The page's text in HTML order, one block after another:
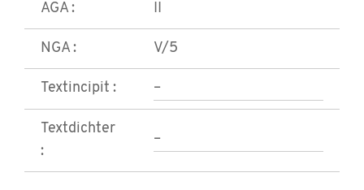
AGA : II
NGA : V/5
Textincipit : –
Textdichter
:
–